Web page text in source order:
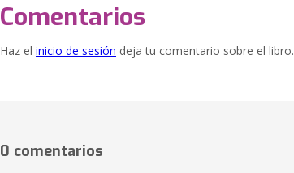
Comentarios
Haz el inicio de sesión deja tu comentario sobre el libro.
0 comentarios